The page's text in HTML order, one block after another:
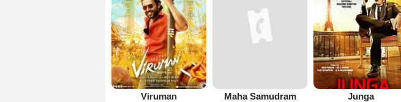
Viruman Maha Samudram Junga